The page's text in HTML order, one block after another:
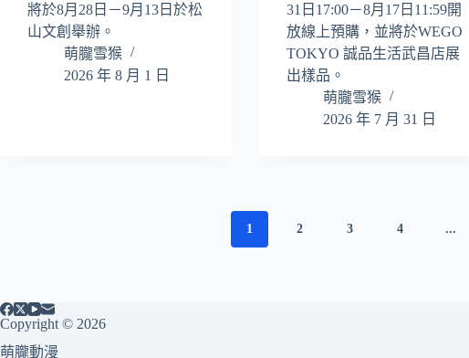
將於8月28日－9月13日於松
山文創舉辦。
萌朧雪猴
2026 年 8 月 1 日
31日17:00－8月17日11:59開
放線上預購，並將於WEGO
TOKYO 誠品生活武昌店展
出樣品。
萌朧雪猴
2026 年 7 月 31 日
1 2 3 4 ...
Copyright © 2026
萌朧動漫